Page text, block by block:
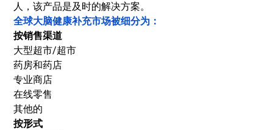
人，该产品是及时的解决方案。
全球大脑健康补充市场被细分为：
按销售渠道
大型超市/超市
药房和药店
专业商店
在线零售
其他的
按形式